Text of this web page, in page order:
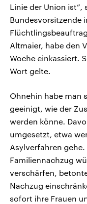
Linie der Union ist“,
Bundesvorsitzende
Altmaier, habe den
Woche einkassiert.
Wort gelte.
Ohnehin habe man
geeinigt, wie der
werden könne.
umgesetzt, etwa
Asylverfahren
Familiennachzug
verschärfen,
Nachzug
sofort ihre Frauen